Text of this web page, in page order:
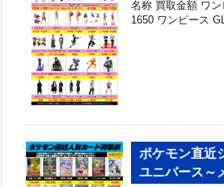
名称 買取金額 ワ
1650 ワンピース
ポケモン直近
ユニバース～